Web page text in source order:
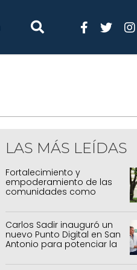
LAS MÁS LEÍDAS
Fortalecimiento y
empoderamiento de las
comunidades como
Carlos Sadir inauguró un
nuevo Punto Digital en San
Antonio para potenciar la
inclusión tecnológica